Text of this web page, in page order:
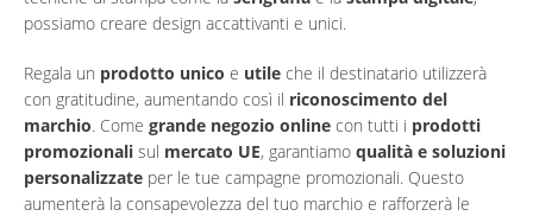
possiamo creare design accattivanti e unici.
Regala un prodotto unico e utile che il destinatario utilizzerà
con gratitudine, aumentando così il riconoscimento del
marchio. Come grande negozio online con tutti i prodotti
promozionali sul mercato UE, garantiamo qualità e soluzioni
personalizzate per le tue campagne promozionali. Questo
aumenterà la consapevolezza del tuo marchio e rafforzerà le